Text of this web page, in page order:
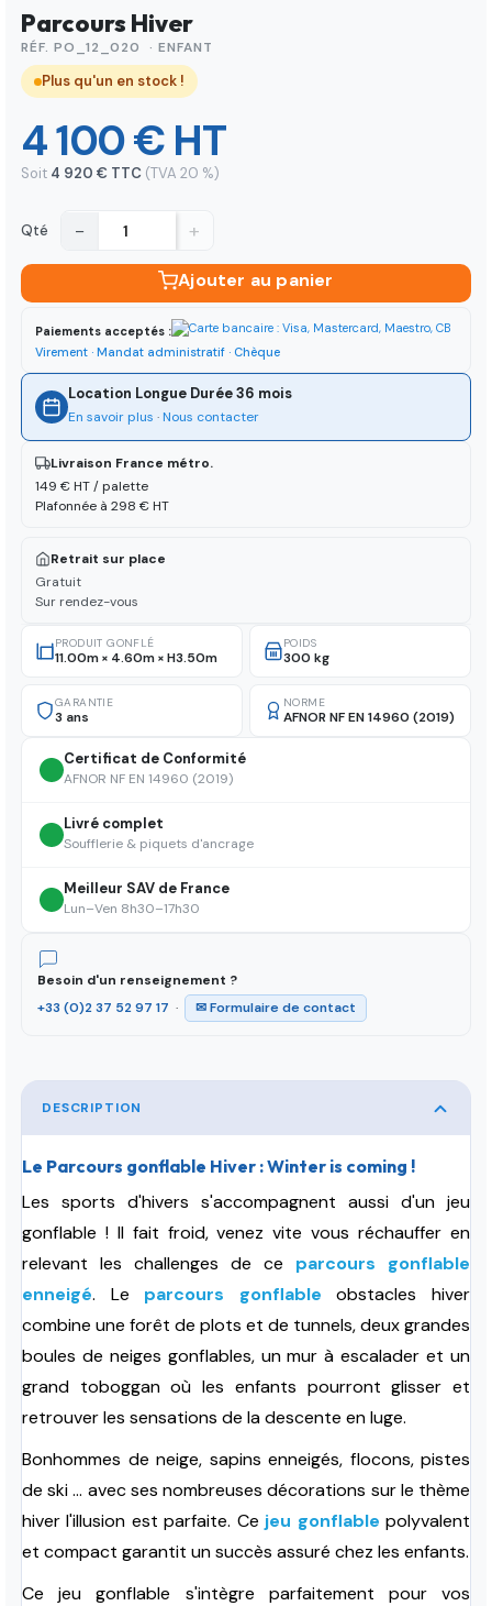
Parcours Hiver
RÉF. PO_12_020 · ENFANT
Plus qu'un en stock !
4 100 € HT
Soit 4 920 € TTC (TVA 20 %)
Qté − +
Ajouter au panier
Paiements acceptés :
Virement · Mandat administratif · Chèque
Location Longue Durée 36 mois
En savoir plus · Nous contacter
Livraison France métro.
149 € HT / palette
Plafonnée à 298 € HT
Retrait sur place
Gratuit
Sur rendez-vous
PRODUIT GONFLÉ
11.00m × 4.60m × H3.50m
POIDS
300 kg
GARANTIE
3 ans
NORME
AFNOR NF EN 14960 (2019)
Certificat de Conformité
AFNOR NF EN 14960 (2019)
Livré complet
Soufflerie & piquets d'ancrage
Meilleur SAV de France
Lun–Ven 8h30–17h30
Besoin d'un renseignement ?
+33 (0)2 37 52 97 17 · ✉ Formulaire de contact
DESCRIPTION
Le Parcours gonflable Hiver : Winter is coming !
Les sports d'hivers s'accompagnent aussi d'un jeu
gonflable ! Il fait froid, venez vite vous réchauffer en
relevant les challenges de ce parcours gonflable
enneigé. Le parcours gonflable obstacles hiver
combine une forêt de plots et de tunnels, deux grandes
boules de neiges gonflables, un mur à escalader et un
grand toboggan où les enfants pourront glisser et
retrouver les sensations de la descente en luge.
Bonhommes de neige, sapins enneigés, flocons, pistes
de ski ... avec ses nombreuses décorations sur le thème
hiver l'illusion est parfaite. Ce jeu gonflable polyvalent
et compact garantit un succès assuré chez les enfants.
Ce jeu gonflable s'intègre parfaitement pour vos